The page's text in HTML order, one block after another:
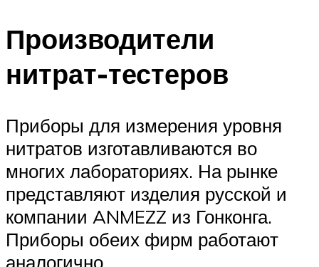
Производители
нитрат-тестеров
Приборы для измерения уровня
нитратов изготавливаются во
многих лабораториях. На рынке
представляют изделия русской и
компании ANMEZZ из Гонконга.
Приборы обеих фирм работают
аналогично.